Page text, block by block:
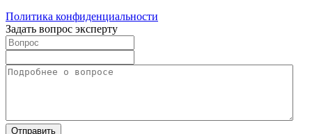
Политика конфиденциальности
Задать вопрос эксперту